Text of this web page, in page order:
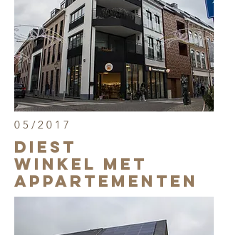
05/2017
DIEST
WINKEL MET
APPARTEMENTEN